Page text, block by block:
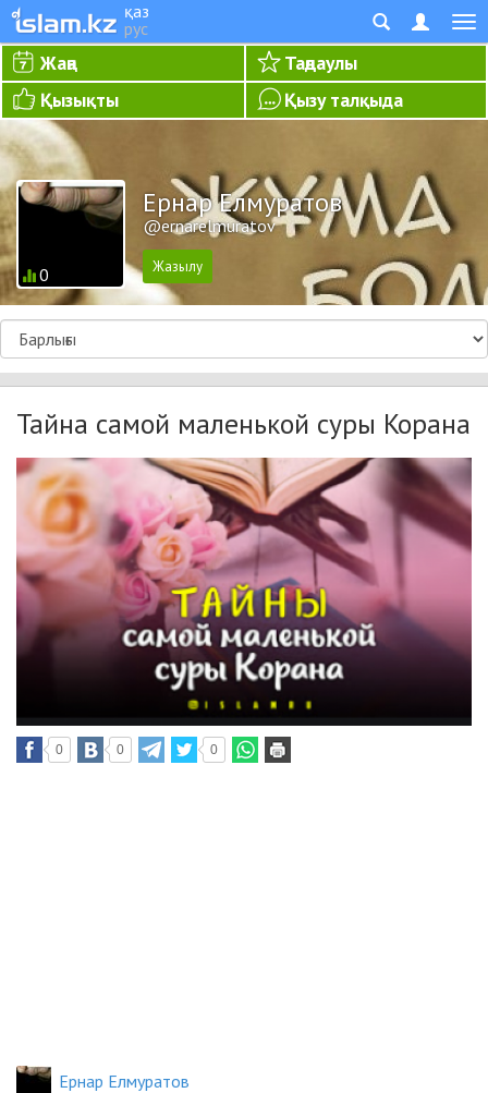
қаз
рус
Жаңа
Таңдаулы
Қызықты
Қызу талқыда
0
Ернар Елмуратов
@ernarelmuratov
Тайна самой маленькой суры Корана
0 0 0
Ернар Елмуратов